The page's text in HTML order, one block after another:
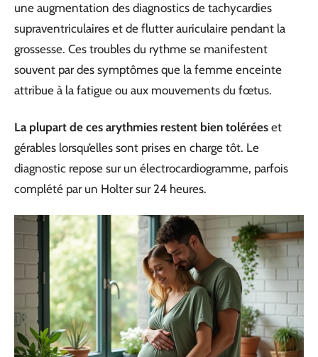
une augmentation des diagnostics de tachycardies
supraventriculaires et de flutter auriculaire pendant la
grossesse. Ces troubles du rythme se manifestent
souvent par des symptômes que la femme enceinte
attribue à la fatigue ou aux mouvements du fœtus.
La plupart de ces arythmies restent bien tolérées et
gérables lorsqu’elles sont prises en charge tôt. Le
diagnostic repose sur un électrocardiogramme, parfois
complété par un Holter sur 24 heures.